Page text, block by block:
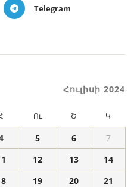
Telegram
Հուլիսի 2024
Ու Շ Կ
5 6
7
12 13
14
19 20
21